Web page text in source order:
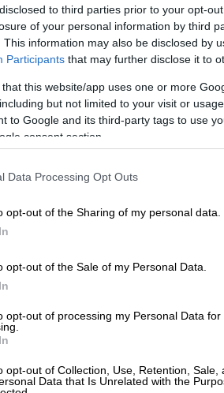
to third parties prior to your opt-
of your personal information by third
This information may also be disclosed by
Participants that may further disclose it to
this website/app uses one or more
but not limited to your visit or
to Google and its third-party tags to use
consent section.
Data Processing Opt Outs
opt-out of the Sharing of my personal data.
opt-out of the Sale of my Personal Data.
opt-out of processing my Personal Data for
opt-out of Collection, Use, Retention, Sale,
Data that Is Unrelated with the